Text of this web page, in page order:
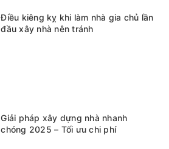
Điều kiêng kỵ khi làm nhà gia chủ lần
đầu xây nhà nên tránh
Giải pháp xây dựng nhà nhanh
chóng 2025 – Tối ưu chi phí